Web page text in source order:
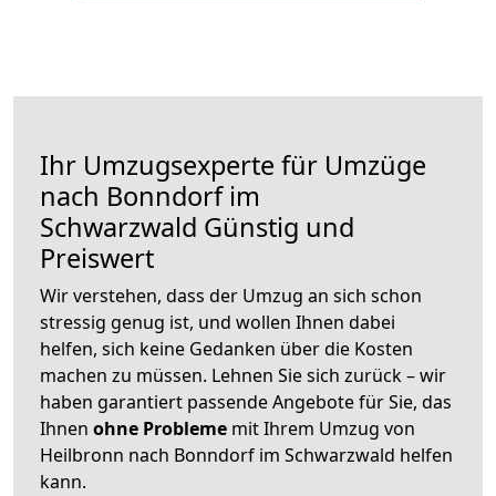
Ihr Umzugsexperte für Umzüge
nach Bonndorf im
Schwarzwald Günstig und
Preiswert
Wir verstehen, dass der Umzug an sich schon
stressig genug ist, und wollen Ihnen dabei
helfen, sich keine Gedanken über die Kosten
machen zu müssen. Lehnen Sie sich zurück – wir
haben garantiert passende Angebote für Sie, das
Ihnen ohne Probleme mit Ihrem Umzug von
Heilbronn nach Bonndorf im Schwarzwald helfen
kann.